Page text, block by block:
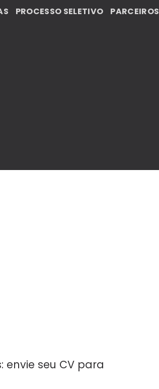
PROCESSO SELETIVO PARCEIROS
envie seu CV para